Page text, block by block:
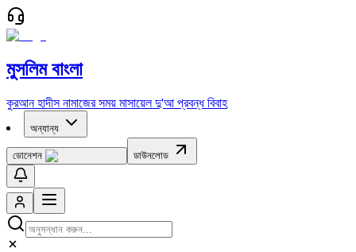
মুসলিম বাংলা
কুরআন হাদীস নামাজের সময় মাসায়েল দু'আ প্রবন্ধ বিবাহ
অন্যান্য
ডোনেশন ডাউনলোড